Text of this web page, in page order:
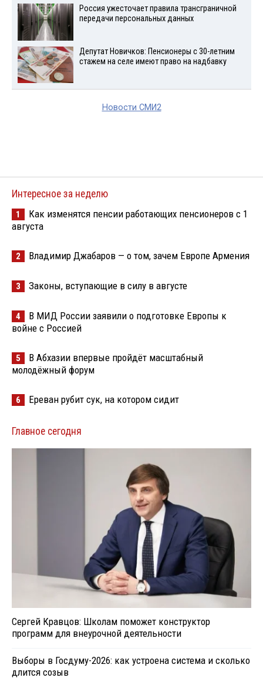
Россия ужесточает правила трансграничной
передачи персональных данных
Депутат Новичков: Пенсионеры с 30-летним
стажем на селе имеют право на надбавку
Новости СМИ2
Интересное за неделю
1
Как изменятся пенсии работающих пенсионеров с 1
августа
2 Владимир Джабаров — о том, зачем Европе Армения
3 Законы, вступающие в силу в августе
4
В МИД России заявили о подготовке Европы к
войне с Россией
5
В Абхазии впервые пройдёт масштабный
молодёжный форум
6 Ереван рубит сук, на котором сидит
Главное сегодня
Сергей Кравцов: Школам поможет конструктор
программ для внеурочной деятельности
Выборы в Госдуму-2026: как устроена система и сколько
длится созыв